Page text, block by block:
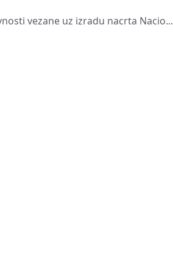
vezane uz izradu nacrta Nacio...